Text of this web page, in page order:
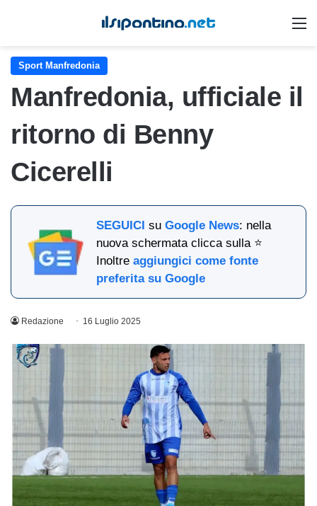
Sport Manfredonia
Manfredonia, ufficiale il
ritorno di Benny
Cicerelli
SEGUICI suGoogle News: nella
nuova schermata clicca sulla ⭐
Inoltreaggiungici come fonte
preferita su Google
Redazione 16 Luglio 2025